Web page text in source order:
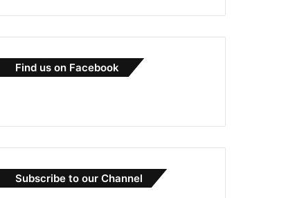
Find us on Facebook
Subscribe to our Channel